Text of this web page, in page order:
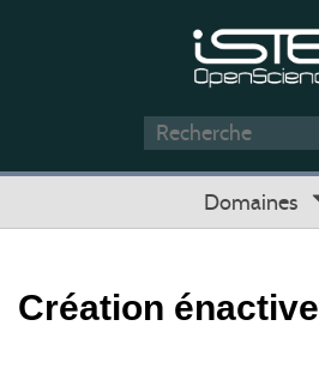
Domaines
Création énactive